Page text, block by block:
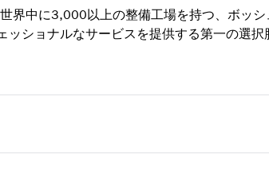
界中に3,000以上の整備工場を持つ、ボッ
ショナルなサービスを提供する第一の選択